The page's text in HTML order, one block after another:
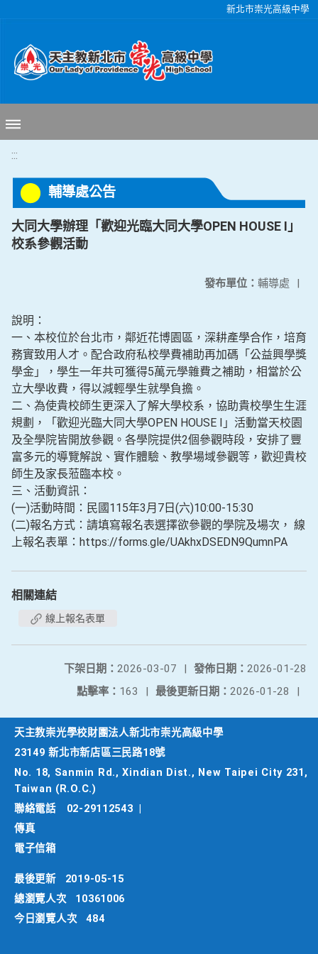
新北市崇光高級中學
:::
輔導處公告
大同大學辦理「歡迎光臨大同大學OPEN HOUSE I」
校系參觀活動
發布單位： 輔導處 |
說明：
一、本校位於台北市，鄰近花博園區，深耕產學合作，培育
務實致用人才。配合政府私校學費補助再加碼「公益興學獎
學金」，學生一年共可獲得5萬元學雜費之補助，相當於公
立大學收費，得以減輕學生就學負擔。
二、為使貴校師生更深入了解大學校系，協助貴校學生生涯
規劃，「歡迎光臨大同大學OPEN HOUSE I」活動當天校園
及全學院皆開放參觀。各學院提供2個參觀時段，安排了豐
富多元的導覽解說、實作體驗、教學場域參觀等，歡迎貴校
師生及家長蒞臨本校。
三、活動資訊：
(一)活動時間：民國115年3月7日(六)10:00-15:30
(二)報名方式：請填寫報名表選擇欲參觀的學院及場次， 線
上報名表單：https://forms.gle/UAkhxDSEDN9QumnPA
相關連結
線上報名表單
發佈日期： 2026-01-28
下架日期： 2026-03-07
|
最後更新日期： 2026-01-28 |
點擊率： 163 |
天主教崇光學校財團法人新北市崇光高級中學
23149 新北市新店區三民路18號
No. 18, Sanmin Rd., Xindian Dist., New Taipei City 231,
Taiwan (R.O.C.)
聯絡電話
02-29112543
傳真
電子信箱
最後更新
2019-05-15
總瀏覽人次
10361006
今日瀏覽人次
484